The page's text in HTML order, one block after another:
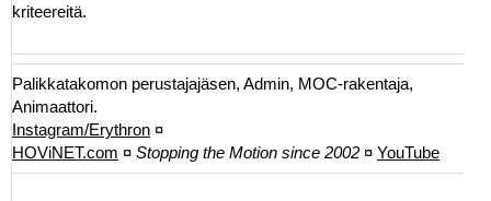
kriteereitä.
Palikkatakomon perustajajäsen, Admin, MOC-rakentaja,
Animaattori.
Instagram/Erythron ¤
HOViNET.com ¤ Stopping the Motion since 2002 ¤ YouTube